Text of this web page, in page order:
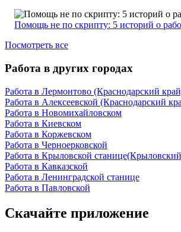
Помощь не по скрипту: 5 историй о
Посмотреть все
Работа в других городах
Работа в Лермонтово (Краснодарский
Работа в Алексеевской (Краснодарский
Работа в Новомихайловском
Работа в Киевском
Работа в Коржевском
Работа в Черноерковской
Работа в Крыловской
Работа в Кавказской
Работа в Ленинградской станице
Работа в Павловской
Скачайте приложение